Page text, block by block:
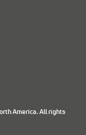
America. All rights